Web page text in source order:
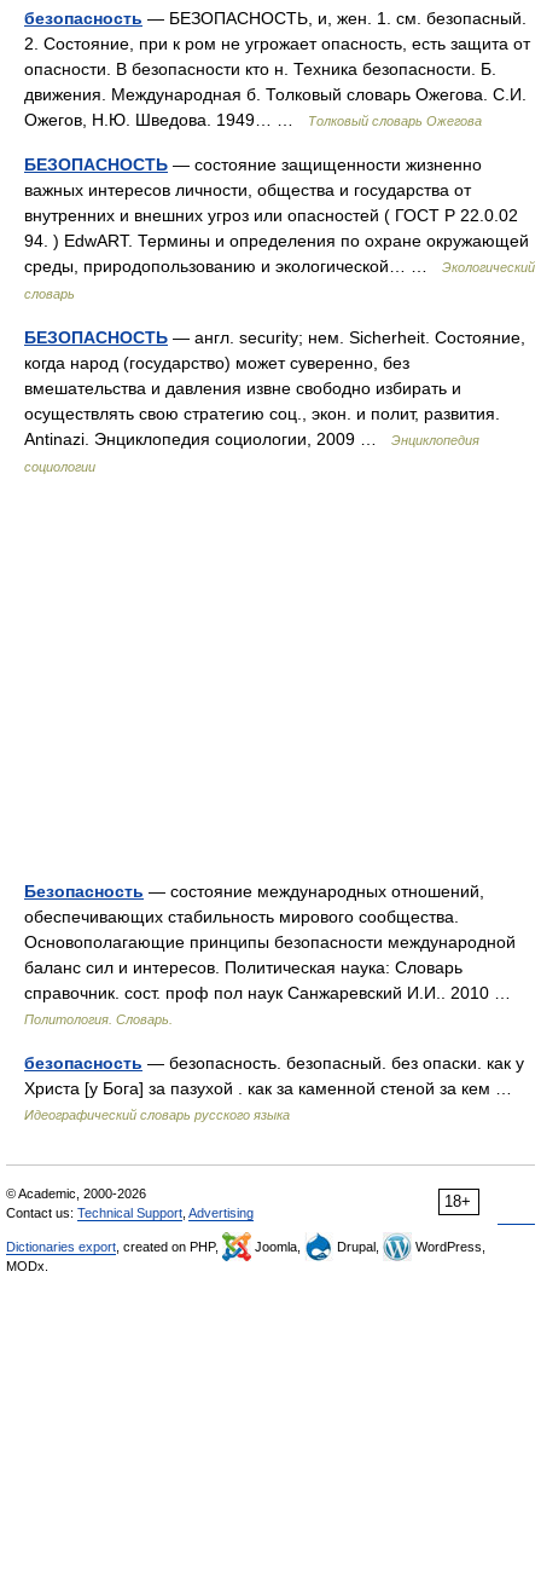
безопасность — БЕЗОПАСНОСТЬ, и, жен. 1. см. безопасный.
2. Состояние, при к ром не угрожает опасность, есть защита от
опасности. В безопасности кто н. Техника безопасности. Б.
движения. Международная б. Толковый словарь Ожегова. С.И.
Ожегов, Н.Ю. Шведова. 1949… …
Толковый словарь Ожегова
БЕЗОПАСНОСТЬ — состояние защищенности жизненно
важных интересов личности, общества и государства от
внутренних и внешних угроз или опасностей ( ГОСТ Р 22.0.02
94. ) EdwART. Термины и определения по охране окружающей
среды, природопользованию и экологической… …
Экологический
словарь
БЕЗОПАСНОСТЬ — англ. security; нем. Sicherheit. Состояние,
когда народ (государство) может суверенно, без
вмешательства и давления извне свободно избирать и
осуществлять свою стратегию соц., экон. и полит, развития.
Antinazi. Энциклопедия социологии, 2009 …
Энциклопедия
социологии
Безопасность — состояние международных отношений,
обеспечивающих стабильность мирового сообщества.
Основополагающие принципы безопасности международной
баланс сил и интересов. Политическая наука: Словарь
справочник. сост. проф пол наук Санжаревский И.И.. 2010 …
Политология. Словарь.
безопасность — безопасность. безопасный. без опаски. как у
Христа [у Бога] за пазухой . как за каменной стеной за кем …
Идеографический словарь русского языка
18+
© Academic, 2000-2026
Contact us: Technical Support Advertising
Dictionaries export , created on PHP, Joomla, Drupal,
WordPress,
MODx.